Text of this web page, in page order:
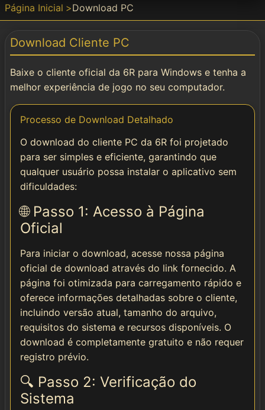
Baixar
Instalar
🌐 Social & Contato
📘 Facebook
Página Inicial Download PC
Download Cliente PC
Baixe o cliente oficial da 6R para Windows e tenha a
melhor experiência de jogo no seu computador.
Processo de Download Detalhado
O download do cliente PC da 6R foi projetado
para ser simples e eficiente, garantindo que
qualquer usuário possa instalar o aplicativo sem
dificuldades:
🌐 Passo 1: Acesso à Página
Oficial
Para iniciar o download, acesse nossa página
oficial de download através do link fornecido. A
página foi otimizada para carregamento rápido e
oferece informações detalhadas sobre o cliente,
incluindo versão atual, tamanho do arquivo,
requisitos do sistema e recursos disponíveis. O
download é completamente gratuito e não requer
registro prévio.
🔍 Passo 2: Verificação do
Sistema